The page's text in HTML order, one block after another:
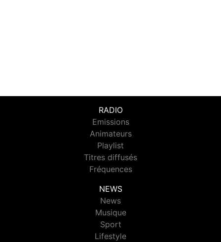
RADIO
Emissions
Animateurs
Playlist
Titres diffusés
Fréquences
NEWS
News
Musique
Sport
Lifestyle